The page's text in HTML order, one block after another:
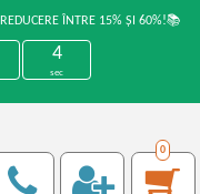
ÎNTRE 15% ȘI 60%!📚
4
sec
0